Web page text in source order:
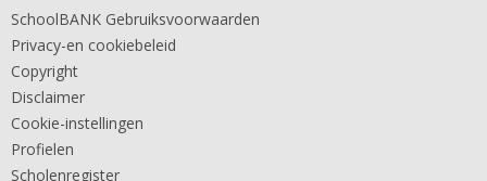
SchoolBANK Gebruiksvoorwaarden
Privacy-en cookiebeleid
Copyright
Disclaimer
Cookie-instellingen
Profielen
Scholenregister